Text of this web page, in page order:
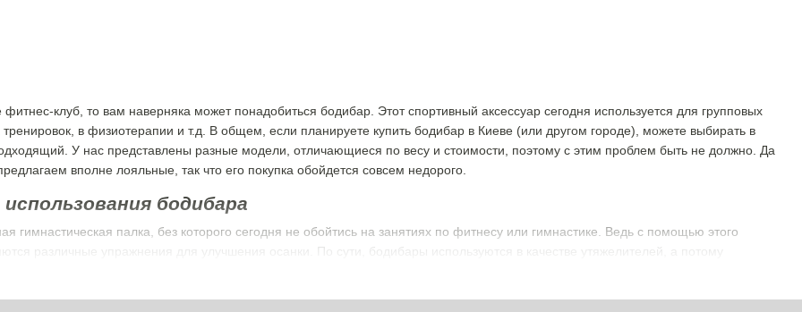
клуб, то вам наверняка может понадобиться бодибар. Этот спортивный аксессуар сегодня используется для групповых
в физиотерапии и т.д. В общем, если планируете купить бодибар в Киеве (или другом городе), можете выбирать в
У нас представлены разные модели, отличающиеся по весу и стоимости, поэтому с этим проблем быть не должно. Да
вполне лояльные, так что его покупка обойдется совсем недорого.
бодибара
гимнастическая палка, без которого сегодня не обойтись на занятиях по фитнесу или гимнастике. Ведь с помощью этого
различные упражнения для улучшения осанки. По сути, бодибары используются в качестве утяжелителей, а потому